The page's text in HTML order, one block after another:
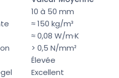
10 à 50 mm
≈ 150 kg/m³
≈ 0,08 W/m·K
> 0,5 N/mm²
Élevée
Excellent